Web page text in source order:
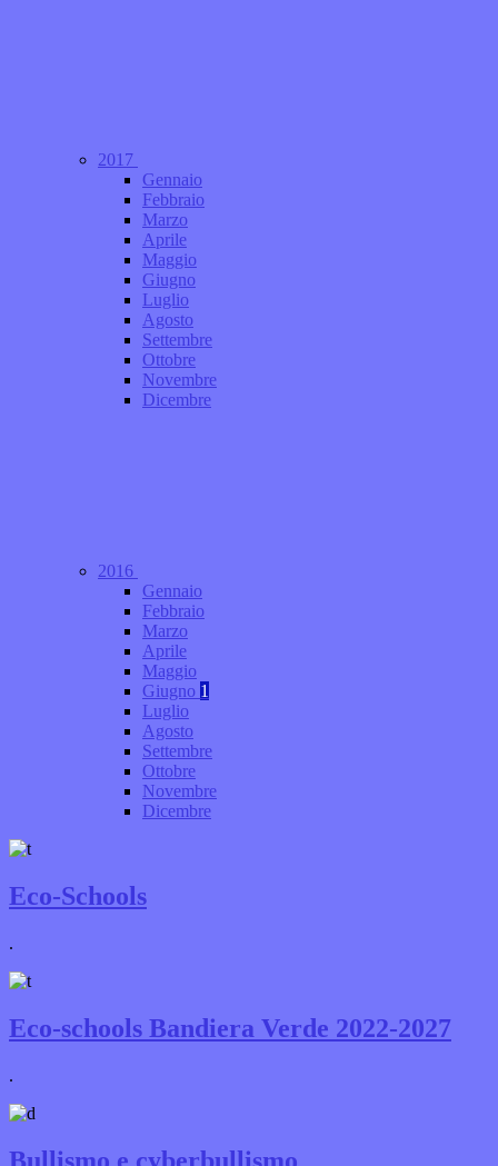
2017
Gennaio
Febbraio
Marzo
Aprile
Maggio
Giugno
Luglio
Agosto
Settembre
Ottobre
Novembre
Dicembre
2016
Gennaio
Febbraio
Marzo
Aprile
Maggio
Giugno 1
Luglio
Agosto
Settembre
Ottobre
Novembre
Dicembre
Eco-Schools
.
Eco-schools Bandiera Verde 2022-2027
.
Bullismo e cyberbullismo